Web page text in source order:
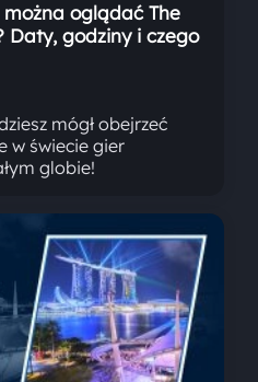
oglądać The
Daty, godziny i czego
mógł obejrzeć
w świecie gier
globie!